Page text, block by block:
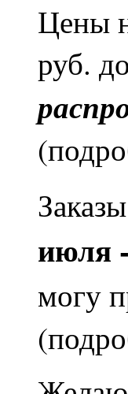
Цены
руб.
июля
могу